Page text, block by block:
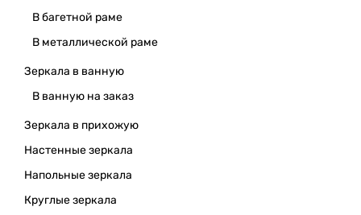
В багетной раме
В металлической раме
Зеркала в ванную
В ванную на заказ
Зеркала в прихожую
Настенные зеркала
Напольные зеркала
Круглые зеркала